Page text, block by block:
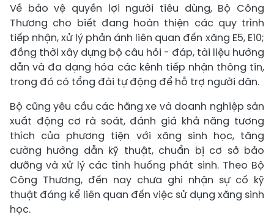
Về bảo vệ quyền lợi người tiêu dùng, Bộ Công
Thương cho biết đang hoàn thiện các quy trình
tiếp nhận, xử lý phản ánh liên quan đến xăng E5, E10;
đồng thời xây dựng bộ câu hỏi - đáp, tài liệu hướng
dẫn và đa dạng hóa các kênh tiếp nhận thông tin,
trong đó có tổng đài tự động để hỗ trợ người dân.
Bộ cũng yêu cầu các hãng xe và doanh nghiệp sản
xuất động cơ rà soát, đánh giá khả năng tương
thích của phương tiện với xăng sinh học, tăng
cường hướng dẫn kỹ thuật, chuẩn bị cơ sở bảo
dưỡng và xử lý các tình huống phát sinh. Theo Bộ
Công Thương, đến nay chưa ghi nhận sự cố kỹ
thuật đáng kể liên quan đến việc sử dụng xăng sinh
học.